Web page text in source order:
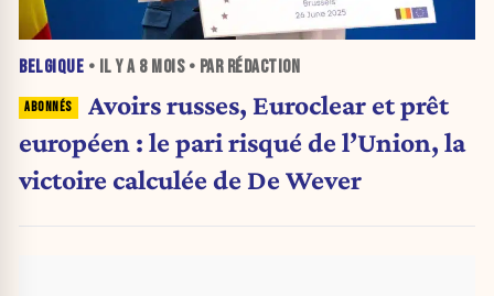
BELGIQUE • IL Y A 8 MOIS• PAR RÉDACTION
Avoirs russes, Euroclear et prêt
européen : le pari risqué de l’Union, la
victoire calculée de De Wever